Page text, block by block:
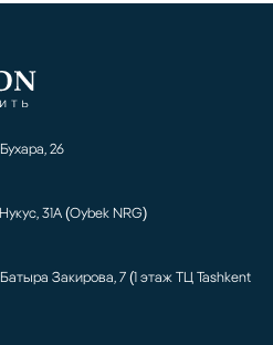
26
31А (Oybek NRG)
Батыра Закирова, 7 (1 этаж ТЦ Tashkent